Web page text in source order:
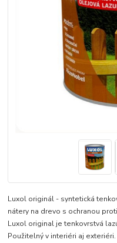
Luxol originál - syntetická
nátery na drevo s ochranou
Luxol original je tenkovrstvá
Použitelný v interiéri aj